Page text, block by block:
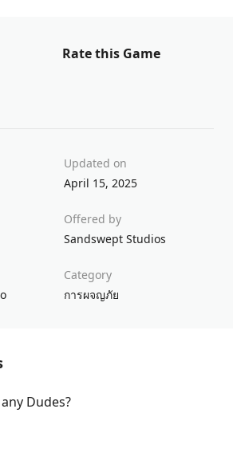
Rate this Game
Updated on
April 15, 2025
Offered by
Sandswept Studios
Category
การผจญภัย
Dudes?